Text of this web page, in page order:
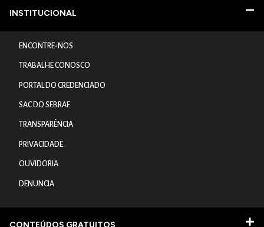
INSTITUCIONAL
ENCONTRE-NOS
TRABALHE CONOSCO
PORTAL DO CREDENCIADO
SAC DO SEBRAE
TRANSPARÊNCIA
PRIVACIDADE
OUVIDORIA
DENUNCIA
CONTEÚDOS GRATUITOS